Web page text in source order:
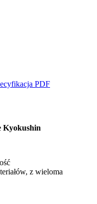
PDF
Kyokushin
z wieloma